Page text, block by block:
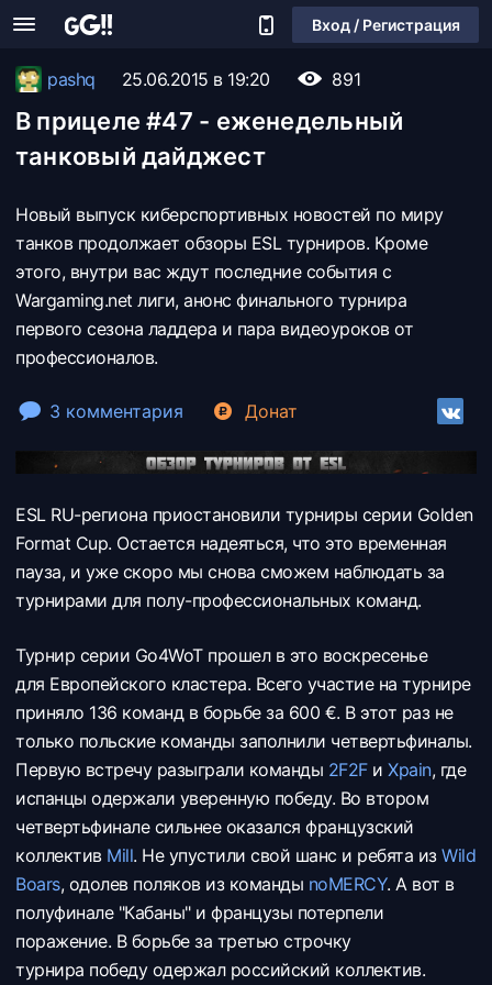
Вход / Регистрация
pashq 25.06.2015 в 19:20 891
В прицеле #47 - еженедельный
танковый дайджест
Новый выпуск киберспортивных новостей по миру
танков продолжает обзоры ESL турниров. Кроме
этого, внутри вас ждут последние события с
Wargaming.net лиги, анонс финального турнира
первого сезона ладдера и пара видеоуроков от
профессионалов.
3 комментария Донат
ESL RU-региона приостановили турниры серии Golden
Format Cup. Остается надеяться, что это временная
пауза, и уже скоро мы снова сможем наблюдать за
турнирами для полу-профессиональных команд.
Турнир серии Go4WoT прошел в это воскресенье
для Европейского кластера. Всего участие на турнире
приняло 136 команд в борьбе за 600 €. В этот раз не
только польские команды заполнили четвертьфиналы.
Первую встречу разыграли команды 2F2Fи Xpain, где
испанцы одержали уверенную победу. Во втором
четвертьфинале сильнее оказался французский
коллектив Mill. Не упустили свой шанс и ребята из Wild
Boars, одолев поляков из команды noMERCY. А вот в
полуфинале "Кабаны" и французы потерпели
поражение. В борьбе за третью строчку
турнира победу одержал российский коллектив.